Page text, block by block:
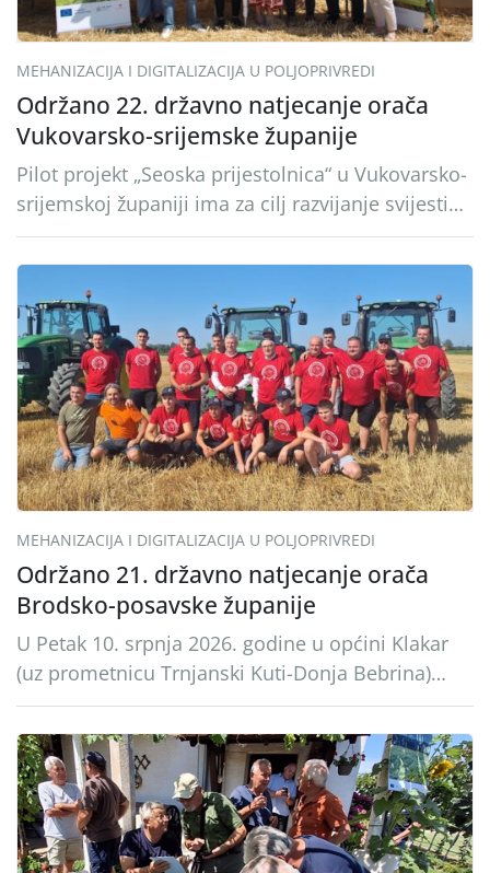
MEHANIZACIJA I DIGITALIZACIJA U POLJOPRIVREDI
Održano 22. državno natjecanje orača
Vukovarsko-srijemske županije
Pilot projekt „Seoska prijestolnica“ u Vukovarsko-
srijemskoj županiji ima za cilj razvijanje svijesti
javnosti o važnosti ruralnih sredina, kao i njihovo
oživljavanje, kako bi se pokrenule: društvene,
gospodarske, kulturne i sportske aktivnosti
kojima se može pokazati sva ljepota i bogatstvo,
ali i snaga opstanka u ovom kraju za koji smo
nerazdvojivo vezani. Ove 2026. godine tu […]
MEHANIZACIJA I DIGITALIZACIJA U POLJOPRIVREDI
Održano 21. državno natjecanje orača
Brodsko-posavske županije
U Petak 10. srpnja 2026. godine u općini Klakar
(uz prometnicu Trnjanski Kuti-Donja Bebrina)
održano je 21. županijsko natjecanje orača.
Znanje i vještinu oranja odmjerili su 3
natjecatelja u kategoriji plugova ravnjaka i 7
natjecatelja u kategoriji plugova premetnjaka.
Okupljenima su se obratili Željko Kucjenić
voditelj područne službe za stručnu podršku